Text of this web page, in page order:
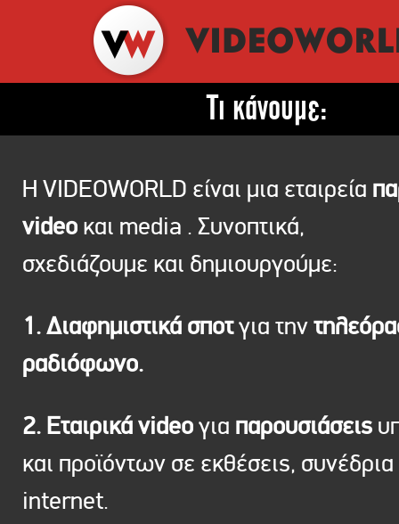
Τι κάνουμε:
Η VIDEOWORLD είναι μια εταιρεία
video και media . Συνοπτικά,
σχεδιάζουμε και δημιουργούμε:
1. Διαφημιστικά σποτγια την
ραδιόφωνο.
2. Εταιρικά videoγια παρουσιάσεις
και προϊόντων σε εκθέσεις, συνέδρια
internet.